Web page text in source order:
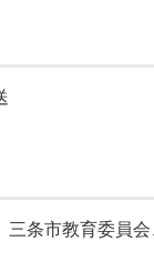
三条市教育委員会